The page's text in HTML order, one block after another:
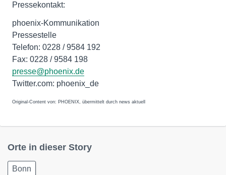
Pressekontakt:
phoenix-Kommunikation
Pressestelle
Telefon: 0228 / 9584 192
Fax: 0228 / 9584 198
presse@phoenix.de
Twitter.com: phoenix_de
Original-Content von: PHOENIX, übermittelt durch news aktuell
Orte in dieser Story
Bonn